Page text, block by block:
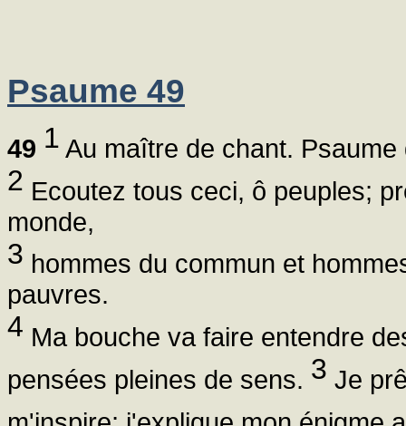
Psaume 49
49 1 Au maître de chant.
2 Ecoutez tous ceci, ô peuples;
monde,
3 hommes du commun et
pauvres.
4 Ma bouche va faire entendre
pensées pleines de sens. 3 Je